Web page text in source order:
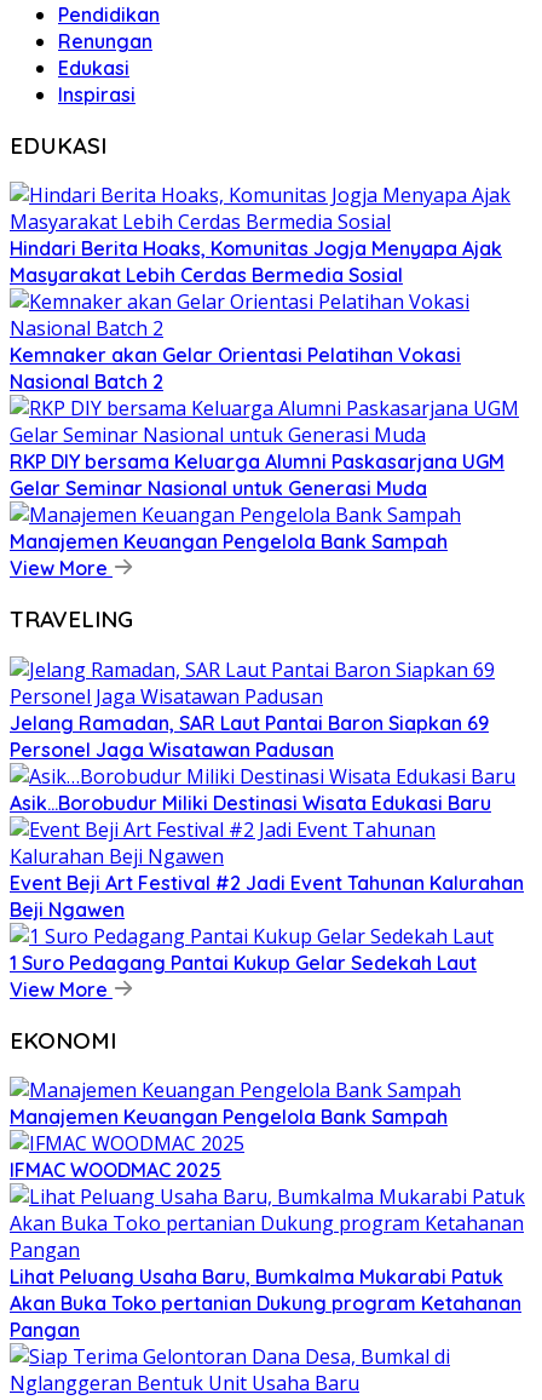
Pendidikan
Renungan
Edukasi
Inspirasi
EDUKASI
Hindari Berita Hoaks, Komunitas Jogja Menyapa Ajak
Masyarakat Lebih Cerdas Bermedia Sosial
Kemnaker akan Gelar Orientasi Pelatihan Vokasi
Nasional Batch 2
RKP DIY bersama Keluarga Alumni Paskasarjana UGM
Gelar Seminar Nasional untuk Generasi Muda
Manajemen Keuangan Pengelola Bank Sampah
View More
TRAVELING
Jelang Ramadan, SAR Laut Pantai Baron Siapkan 69
Personel Jaga Wisatawan Padusan
Asik…Borobudur Miliki Destinasi Wisata Edukasi Baru
Event Beji Art Festival #2 Jadi Event Tahunan Kalurahan
Beji Ngawen
1 Suro Pedagang Pantai Kukup Gelar Sedekah Laut
View More
EKONOMI
Manajemen Keuangan Pengelola Bank Sampah
IFMAC WOODMAC 2025
Lihat Peluang Usaha Baru, Bumkalma Mukarabi Patuk
Akan Buka Toko pertanian Dukung program Ketahanan
Pangan